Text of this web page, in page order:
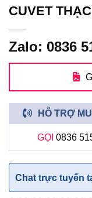
CUVET
Zalo: 0836
HỖ TRỢ
GỌI 0836
Chat trực tuyến